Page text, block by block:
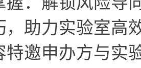
，助力实验室高
特邀申办方与实